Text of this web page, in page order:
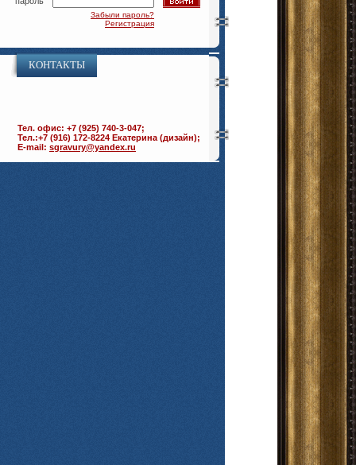
Забыли пароль?
Регистрация
КОНТАКТЫ
Тел. офис: +7 (925) 740-3-047;
Тел.:+7 (916) 172-8224 Екатерина (дизайн);
E-mail: sgravury@yandex.ru